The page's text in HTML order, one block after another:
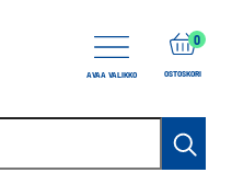
AVAA VALIKKO OSTOSKORI
0items